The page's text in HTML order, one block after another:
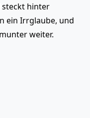
steckt hinter
ein Irrglaube, und
weiter.